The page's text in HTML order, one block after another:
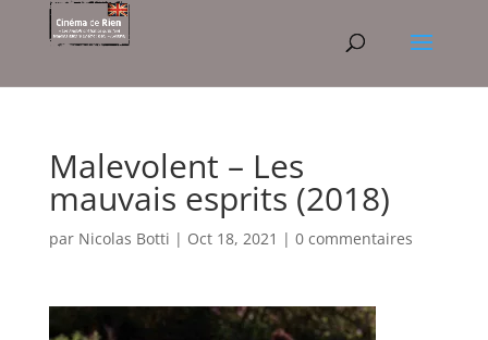
Malevolent – Les
mauvais esprits (2018)
par Nicolas Botti | Oct 18, 2021 | 0 commentaires